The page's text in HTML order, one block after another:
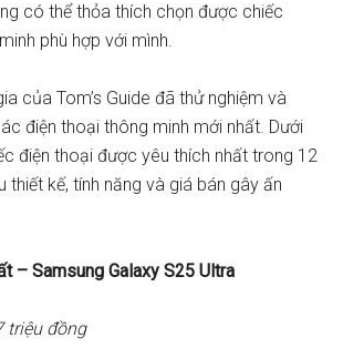
có thể thỏa thích chọn được chiếc
phù hợp với mình.
của Tom’s Guide đã thử nghiệm và
điện thoại thông minh mới nhất. Dưới
điện thoại được yêu thích nhất trong 12
thiết kế, tính năng và giá bán gây ấn
– Samsung Galaxy S25 Ultra
triệu đồng